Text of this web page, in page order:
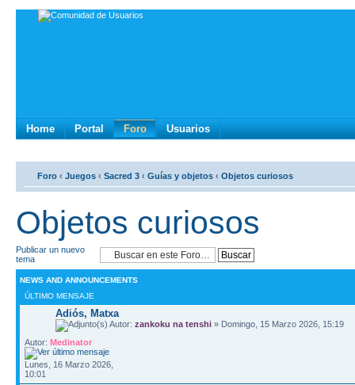
Home Portal Foro Usuarios
Foro ‹ Juegos ‹ Sacred 3 ‹ Guías y objetos ‹ Objetos curiosos
Objetos curiosos
Publicar un nuevo
tema
NEWS AND ANNOUNCEMENTS
ÚLTIMO MENSAJE
Adiós, Matxa
Autor: zankoku na tenshi » Domingo, 15 Marzo 2026, 15:19
Autor: Medinator
Lunes, 16 Marzo 2026,
10:01